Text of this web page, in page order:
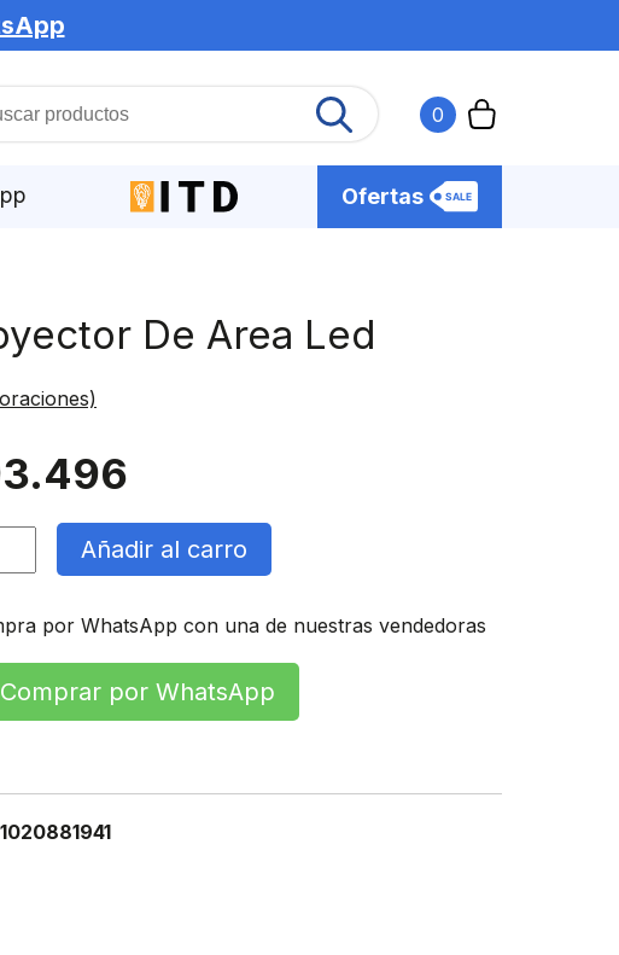
0
Ofertas
De Area Led
Añadir al carro
por WhatsApp con una de nuestras vendedoras
Comprar por WhatsApp
1020881941